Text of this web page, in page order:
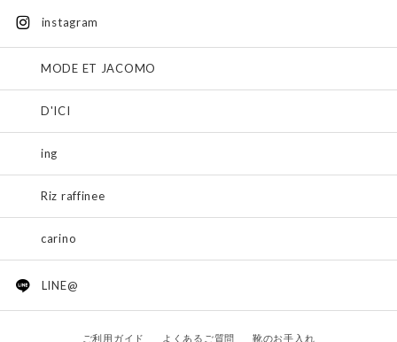
instagram
MODE ET JACOMO
D'ICI
ing
Riz raffinee
carino
LINE@
ご利用ガイド よくあるご質問 靴のお手入れ